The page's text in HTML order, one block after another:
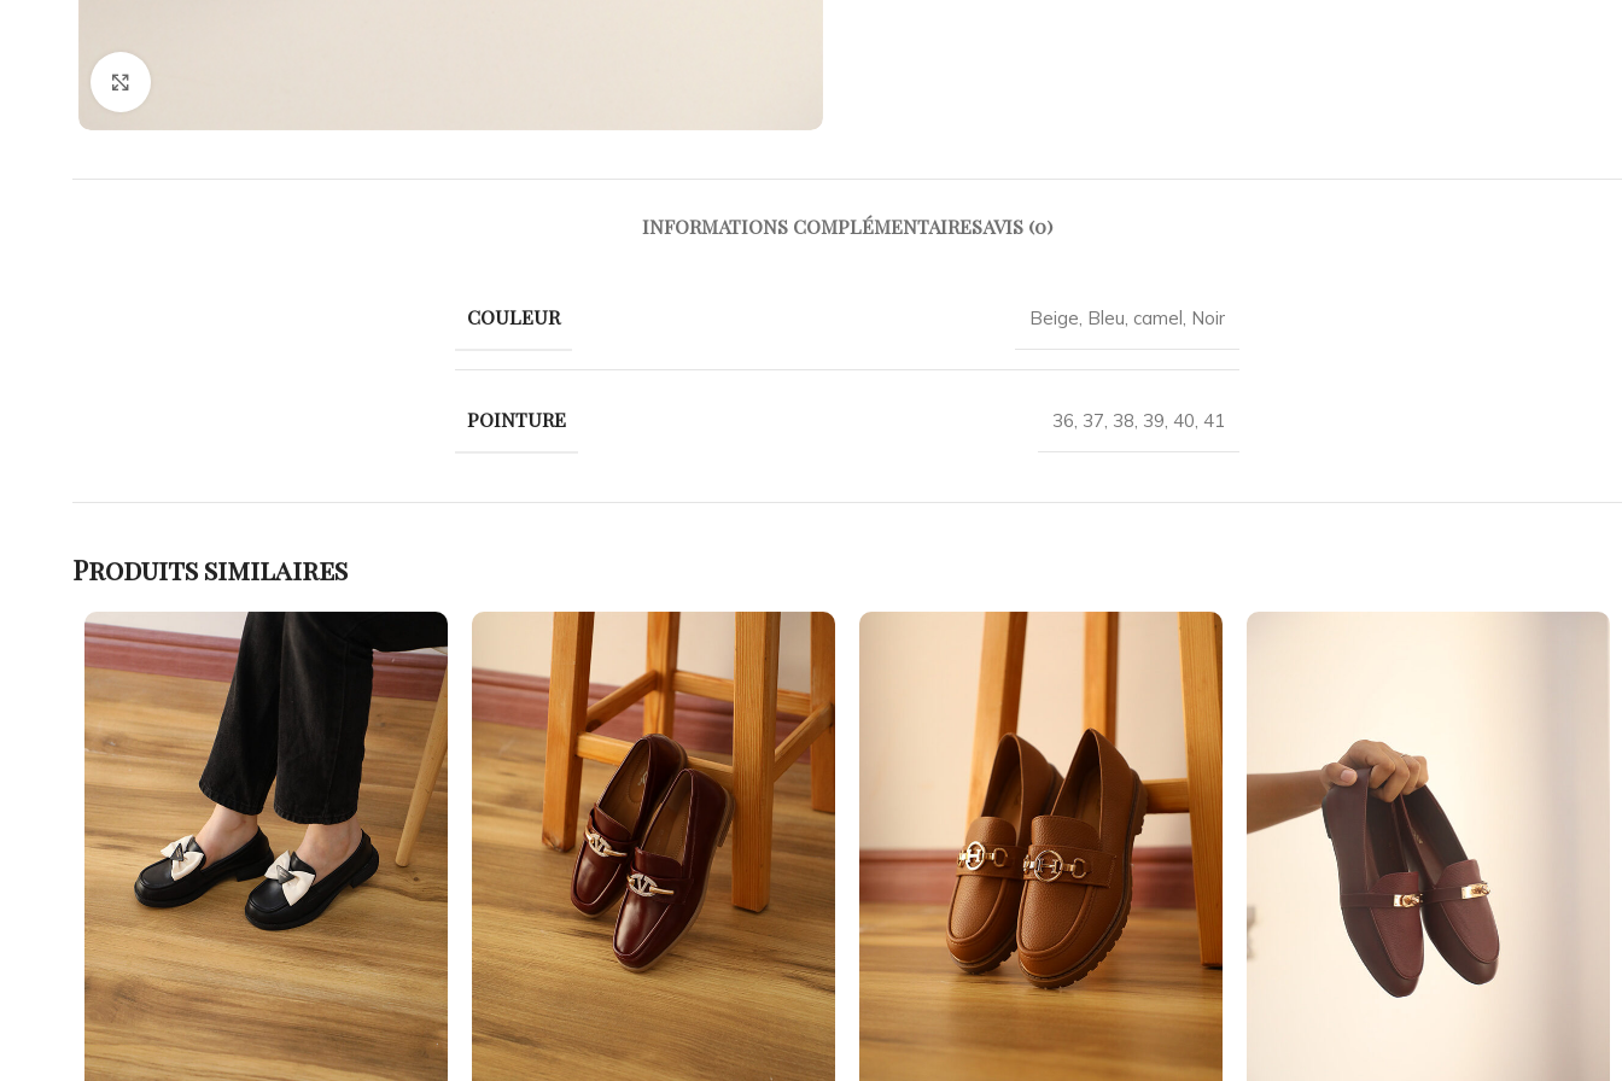
INFORMATIONS COMPLÉMENTAIRESAVIS (0)
COULEUR Beige, Bleu, camel, Noir
POINTURE 36, 37, 38, 39, 40, 41
Produits similaires